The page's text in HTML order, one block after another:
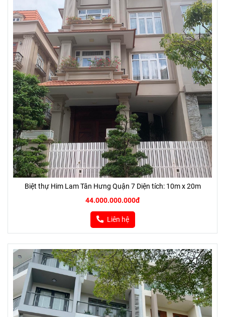
Biệt thự Him Lam Tân Hưng Quận 7 Diện tích: 10m x 20m
44.000.000.000đ
Liên hệ